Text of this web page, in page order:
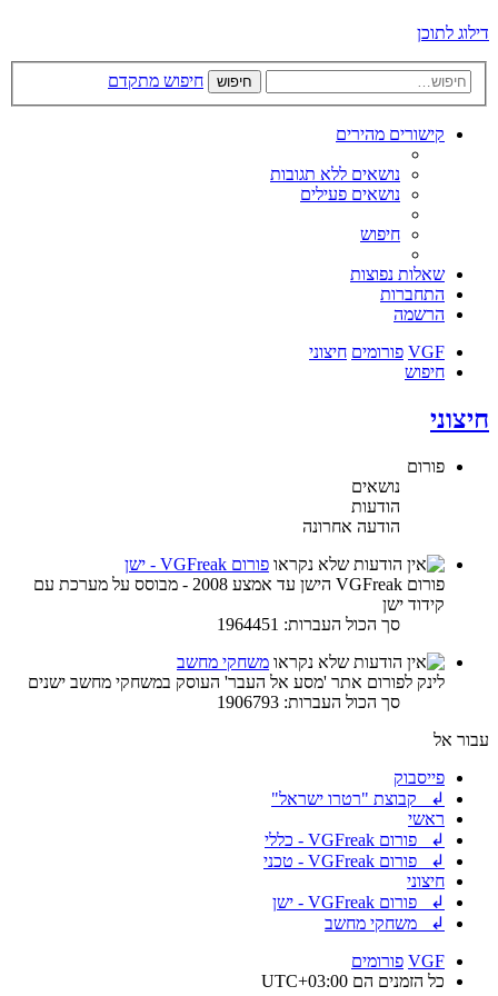
דילוג לתוכן
חיפוש חיפוש מתקדם
קישורים מהירים
נושאים ללא תגובות
נושאים פעילים
חיפוש
שאלות נפוצות
התחברות
הרשמה
VGF פורומים חיצוני
חיפוש
חיצוני
פורום
נושאים
הודעות
הודעה אחרונה
פורום VGFreak - ישן
פורום VGFreak הישן עד אמצע 2008 - מבוסס על מערכת עם
קידוד ישן
סך הכול העברות: 1964451
משחקי מחשב
לינק לפורום אתר 'מסע אל העבר' העוסק במשחקי מחשב ישנים
סך הכול העברות: 1906793
עבור אל
פייסבוק
↲ קבוצת "רטרו ישראל"
ראשי
↲ פורום VGFreak - כללי
↲ פורום VGFreak - טכני
חיצוני
↲ פורום VGFreak - ישן
↲ משחקי מחשב
VGF פורומים
כל הזמנים הם UTC+03:00